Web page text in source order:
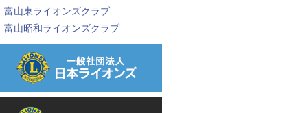
富山東ライオンズクラブ
富山昭和ライオンズクラブ